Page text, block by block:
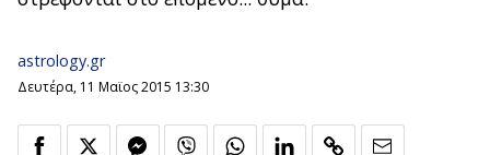
astrology.gr
Δευτέρα, 11 Μαϊος 2015 13:30